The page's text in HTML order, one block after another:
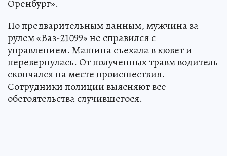
Оренбург».
По предварительным данным, мужчина за
рулем «Ваз-21099» не справился с
управлением. Машина съехала в кювет и
перевернулась. От полученных травм водитель
скончался на месте происшествия.
Сотрудники полиции выясняют все
обстоятельства случившегося.